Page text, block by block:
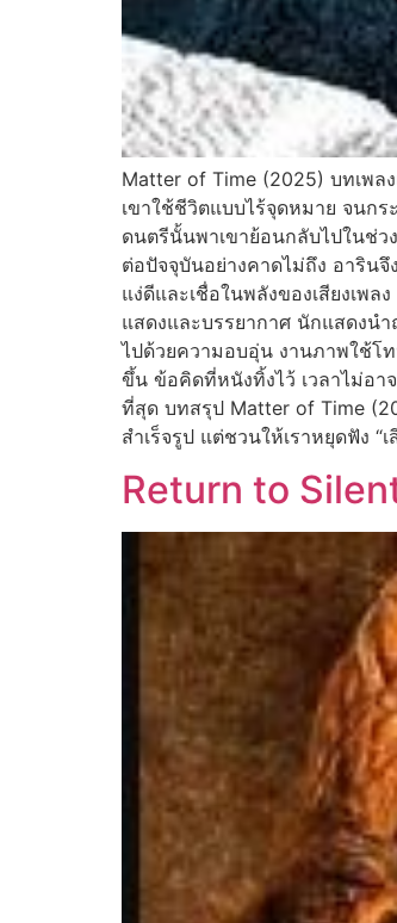
Matter of Time (2025) บทเพล
เขาใช้ชีวิตแบบไร้จุดหมาย จนก
ดนตรีนั้นพาเขาย้อนกลับไปในช่ว
ต่อปัจจุบันอย่างคาดไม่ถึง อาริน
แง่ดีและเชื่อในพลังของเสียงเพ
แสดงและบรรยากาศ นักแสดงน
ไปด้วยความอบอุ่น งานภาพใช้โ
ขึ้น ข้อคิดที่หนังทิ้งไว้ เวลาไม่อา
ที่สุด บทสรุป Matter of Time
สำเร็จรูป แต่ชวนให้เราหยุดฟัง
Return to